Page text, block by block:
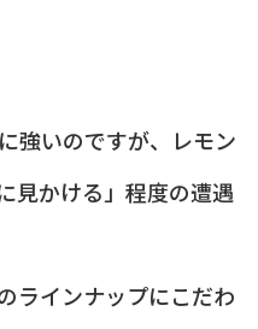
強いのですが、レモン
見かける」程度の遭遇
ラインナップにこだわ